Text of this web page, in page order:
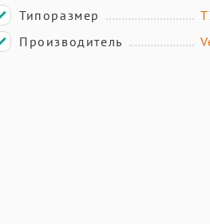
Типоразмер
Производитель